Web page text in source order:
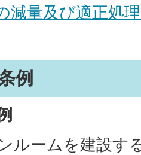
減量及び適正処
例
ルームを建設す